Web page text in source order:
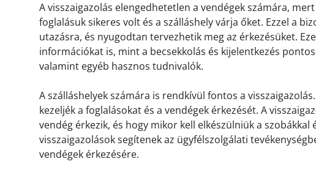
A visszaigazolás elengedhetetlen a vendégek számára,
foglalásuk sikeres volt és a szálláshely várja őket. Ezzel a
utazásra, és nyugodtan tervezhetik meg az érkezésüket.
információkat is, mint a becsekkolás és kijelentkezés
valamint egyéb hasznos tudnivalók.
A szálláshelyek számára is rendkívül fontos a
kezeljék a foglalásokat és a vendégek érkezését. A
vendég érkezik, és hogy mikor kell elkészülniük a szobákkal
visszaigazolások segítenek az ügyfélszolgálati
vendégek érkezésére.